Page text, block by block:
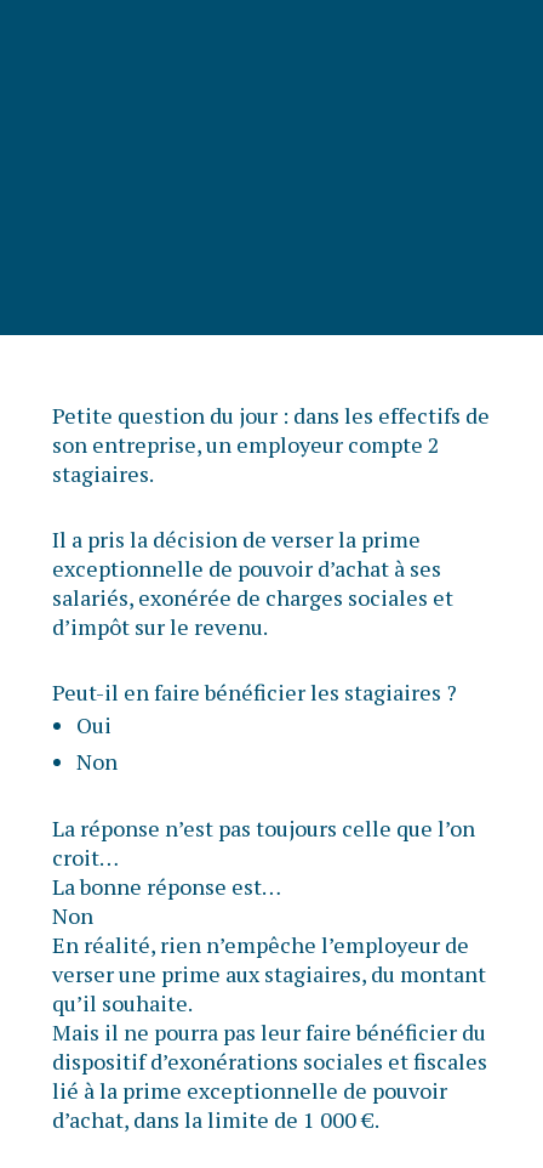
Petite question du jour : dans les effectifs de
son entreprise, un employeur compte 2
stagiaires.
Il a pris la décision de verser la prime
exceptionnelle de pouvoir d’achat à ses
salariés, exonérée de charges sociales et
d’impôt sur le revenu.
Peut-il en faire bénéficier les stagiaires ?
Oui
Non
La réponse n’est pas toujours celle que l’on
croit…
La bonne réponse est…
Non
En réalité, rien n’empêche l’employeur de
verser une prime aux stagiaires, du montant
qu’il souhaite.
Mais il ne pourra pas leur faire bénéficier du
dispositif d’exonérations sociales et fiscales
lié à la prime exceptionnelle de pouvoir
d’achat, dans la limite de 1 000 €.